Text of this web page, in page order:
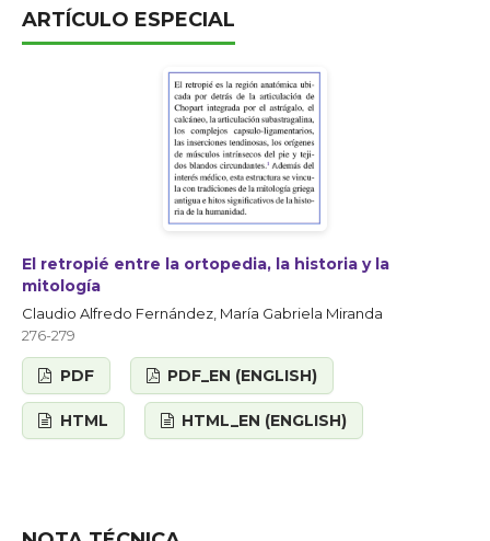
ARTÍCULO ESPECIAL
El retropié entre la ortopedia, la historia y la
mitología
Claudio Alfredo Fernández, María Gabriela Miranda
276-279
PDF PDF_EN (ENGLISH)
HTML HTML_EN (ENGLISH)